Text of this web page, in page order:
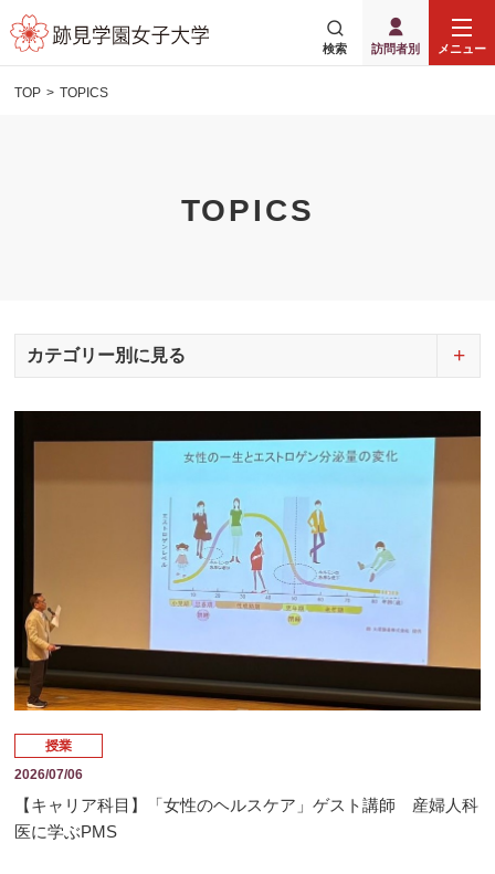
検索 訪問者別 メニュー
TOP TOPICS
TOPICS
カテゴリー別に見る
授業
2026/07/06
【キャリア科目】「女性のヘルスケア」ゲスト講師 産婦人科
医に学ぶPMS